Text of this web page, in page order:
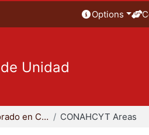
Options
Unidad
Maestría y Doctorado en Ciencias Económicas CONAHCYT Areas